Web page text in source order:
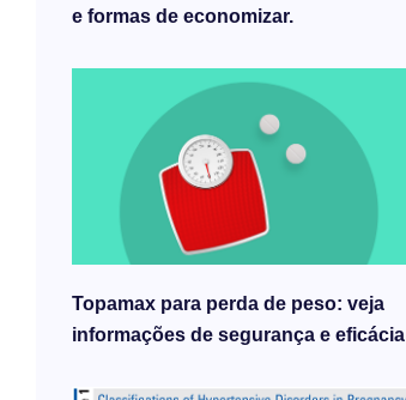
e formas de economizar.
Topamax para perda de peso: veja
informações de segurança e eficácia